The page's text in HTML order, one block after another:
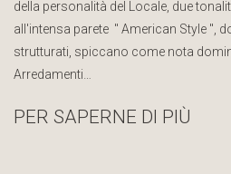
della personalità del Locale, due
all'intensa parete " American Style ",
strutturati, spiccano come nota
Arredamenti…
PER SAPERNE DI PIÙ